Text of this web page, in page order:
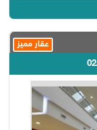
عقار مميز